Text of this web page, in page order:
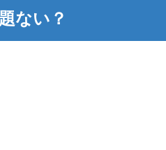
ない？